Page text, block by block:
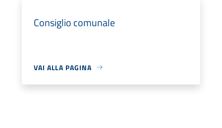
Consiglio comunale
VAI ALLA PAGINA